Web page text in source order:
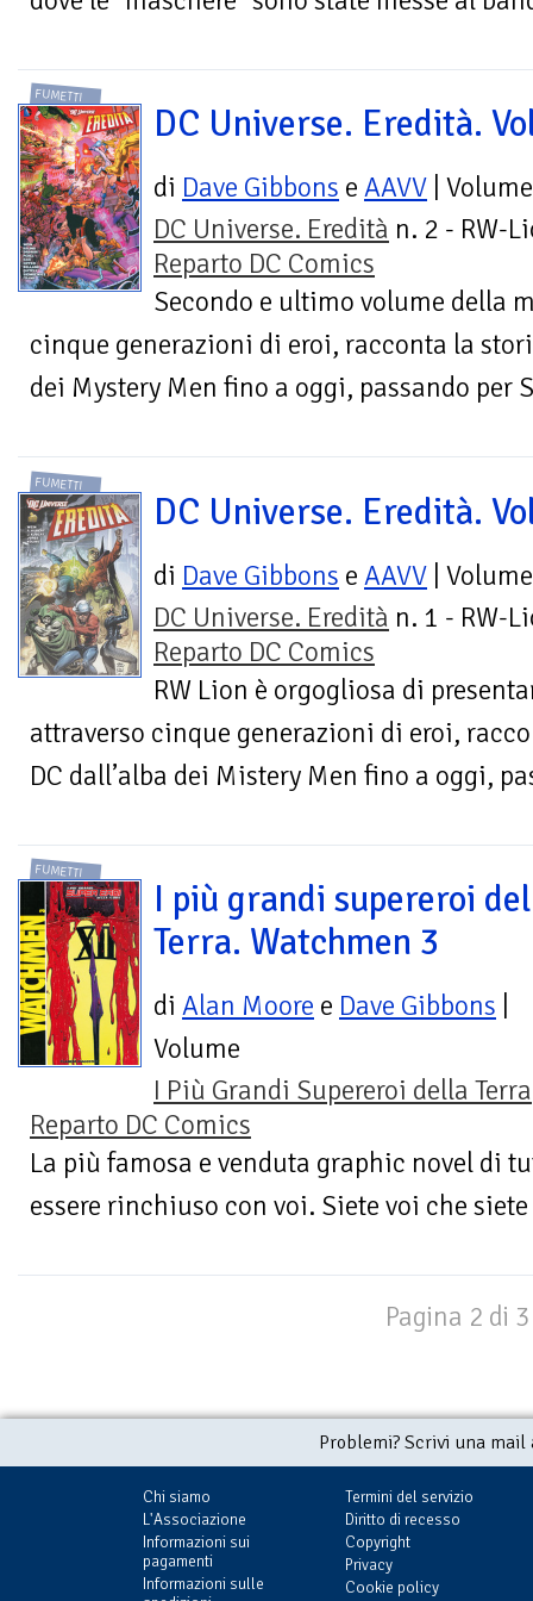
FUMETTI
DC Universe. Eredità.
di Dave Gibbons e AAVV | Volume
DC Universe. Eredità n. 2 - RW-
Reparto DC Comics
Secondo e ultimo volume della
cinque generazioni di eroi, racconta la
dei Mystery Men fino a oggi, passando per
FUMETTI
DC Universe. Eredità.
di Dave Gibbons e AAVV | Volume
DC Universe. Eredità n. 1 - RW-
Reparto DC Comics
RW Lion è orgogliosa di
attraverso cinque generazioni di eroi,
DC dall’alba dei Mistery Men fino a oggi,
FUMETTI
I più grandi supereroi
Terra. Watchmen 3
di Alan Moore e Dave Gibbons
Volume
I Più Grandi Supereroi della Terra
Reparto DC Comics
La più famosa e venduta graphic novel di
essere rinchiuso con voi. Siete voi che
Pagina 2 di 3
Problemi? Scrivi una
Chi siamo
L'Associazione
Informazioni sui
pagamenti
Informazioni sulle
Termini del servizio
Diritto di recesso
Copyright
Privacy
Cookie policy